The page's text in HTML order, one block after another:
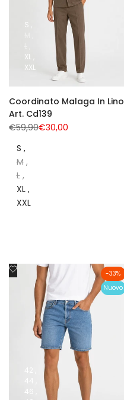
S
XL
XXL
Coordinato Malaga In Lino
Art. Cd139
Prezzo
normale
€59,90Prezzo
€30,00
S
M
L
XL
XXL
-33%
Nuovo
Aggiungi
desideri
46